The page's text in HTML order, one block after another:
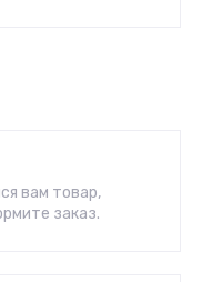
вам товар,
заказ.